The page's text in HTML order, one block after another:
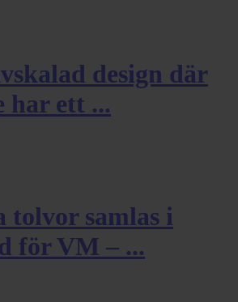
design där
ett ...
tolvor samlas i
för VM – ...